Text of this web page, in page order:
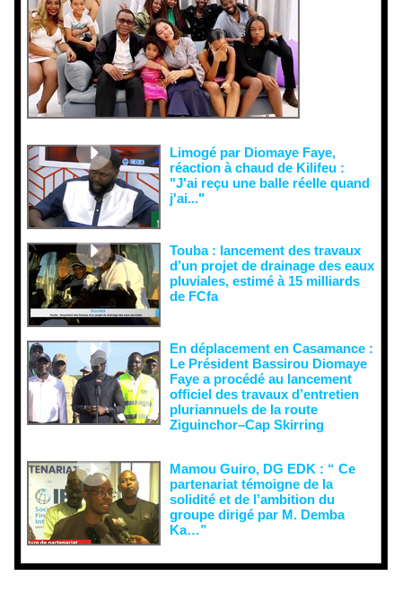
Limogé par Diomaye Faye,
réaction à chaud de Kilifeu :
"J'ai reçu une balle réelle quand
j'ai..."
Touba : lancement des travaux
d’un projet de drainage des eaux
pluviales, estimé à 15 milliards
de FCfa ‎
En déplacement en Casamance :
Le Président Bassirou Diomaye
Faye a procédé au lancement
officiel des travaux d’entretien
pluriannuels de la route
Ziguinchor–Cap Skirring
Mamou Guiro, DG EDK : “ Ce
partenariat témoigne de la
solidité et de l’ambition du
groupe dirigé par M. Demba
Ka…”